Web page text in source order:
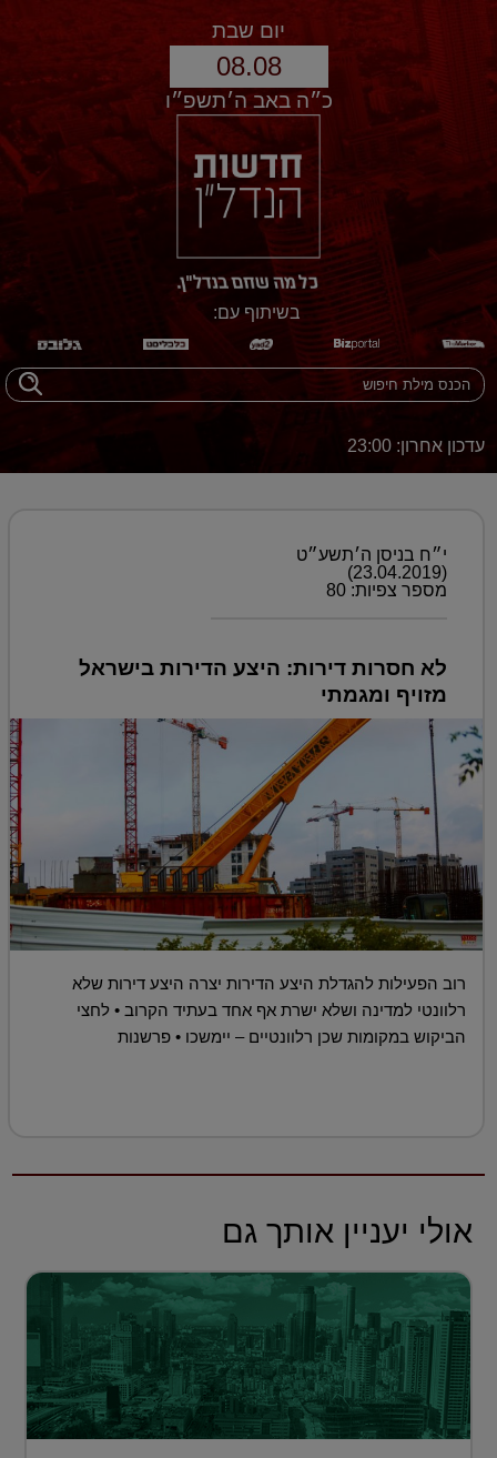
יום שבת
08.08
כ״ה באב ה׳תשפ״ו
בשיתוף עם:
עדכון אחרון: 23:00
י״ח בניסן ה׳תשע״ט
(23.04.2019)
מספר צפיות: 80
לא חסרות דירות: היצע הדירות בישראל
מזויף ומגמתי
רוב הפעילות להגדלת היצע הדירות יצרה היצע דירות שלא
רלוונטי למדינה ושלא ישרת אף אחד בעתיד הקרוב • לחצי
הביקוש במקומות שכן רלוונטיים – יימשכו • פרשנות
אולי יעניין אותך גם